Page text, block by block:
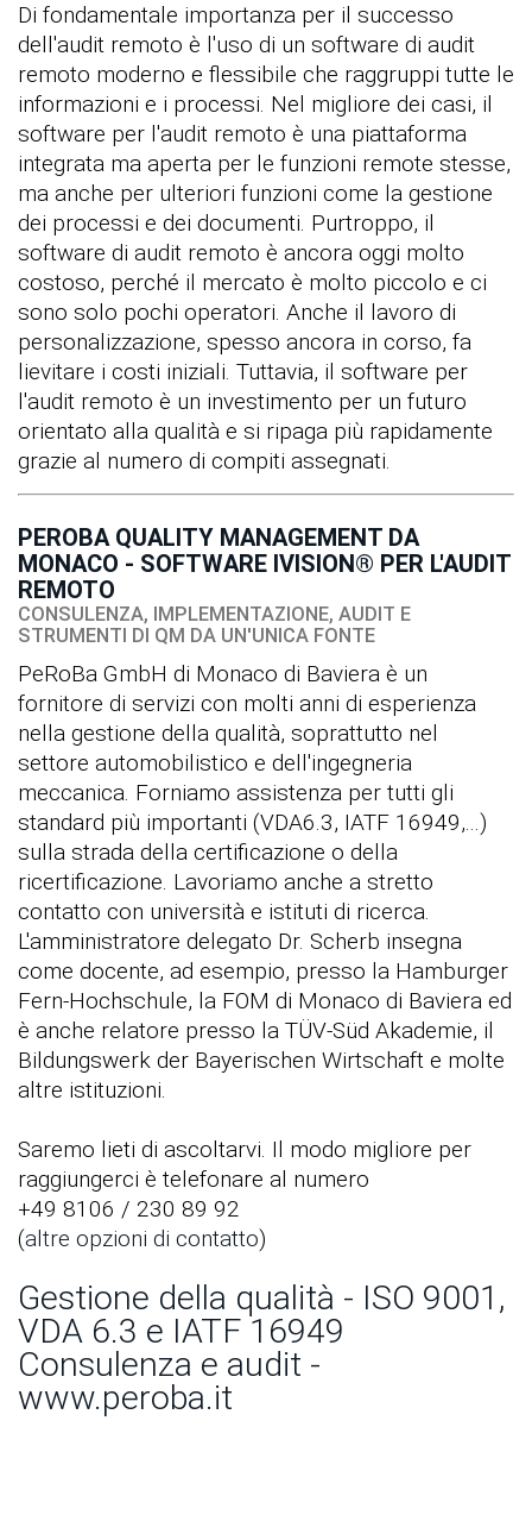
Di fondamentale importanza per il successo
dell'audit remoto è l'uso di un software di audit
remoto moderno e flessibile che raggruppi tutte le
informazioni e i processi. Nel migliore dei casi, il
software per l'audit remoto è una piattaforma
integrata ma aperta per le funzioni remote stesse,
ma anche per ulteriori funzioni come la gestione
dei processi e dei documenti. Purtroppo, il
software di audit remoto è ancora oggi molto
costoso, perché il mercato è molto piccolo e ci
sono solo pochi operatori. Anche il lavoro di
personalizzazione, spesso ancora in corso, fa
lievitare i costi iniziali. Tuttavia, il software per
l'audit remoto è un investimento per un futuro
orientato alla qualità e si ripaga più rapidamente
grazie al numero di compiti assegnati.
PEROBA QUALITY MANAGEMENT DA
MONACO - SOFTWARE IVISION® PER L'AUDIT
REMOTO
CONSULENZA, IMPLEMENTAZIONE, AUDIT E
STRUMENTI DI QM DA UN'UNICA FONTE
PeRoBa GmbH di Monaco di Baviera è un
fornitore di servizi con molti anni di esperienza
nella gestione della qualità, soprattutto nel
settore automobilistico e dell'ingegneria
meccanica. Forniamo assistenza per tutti gli
standard più importanti (VDA6.3, IATF 16949,...)
sulla strada della certificazione o della
ricertificazione. Lavoriamo anche a stretto
contatto con università e istituti di ricerca.
L'amministratore delegato Dr. Scherb insegna
come docente, ad esempio, presso la Hamburger
Fern-Hochschule, la FOM di Monaco di Baviera ed
è anche relatore presso la TÜV-Süd Akademie, il
Bildungswerk der Bayerischen Wirtschaft e molte
altre istituzioni.
Saremo lieti di ascoltarvi. Il modo migliore per
raggiungerci è telefonare al numero
+49 8106 / 230 89 92
(altre opzioni di contatto)
Gestione della qualità - ISO 9001,
VDA 6.3 e IATF 16949
Consulenza e audit -
www.peroba.it